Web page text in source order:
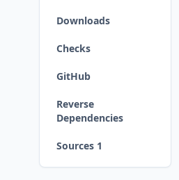
Downloads
Checks
GitHub
Reverse
Dependencies
Sources 1